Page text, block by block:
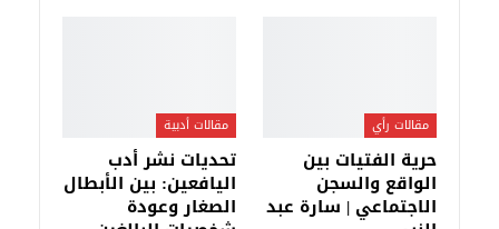
مقالات رأي
حرية الفتيات بين
الواقع والسجن
الاجتماعي | سارة عبد
مقالات أدبية
تحديات نشر أدب
اليافعين: بين الأبطال
الصغار وعودة